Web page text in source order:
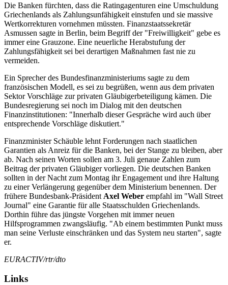
Die Banken fürchten, dass die Ratingagenturen eine Umschuldung
Griechenlands als Zahlungsunfähigkeit einstufen und sie massive
Wertkorrekturen vornehmen müssten. Finanzstaatssekretär
Asmussen sagte in Berlin, beim Begriff der "Freiwilligkeit" gebe es
immer eine Grauzone. Eine neuerliche Herabstufung der
Zahlungsfähigkeit sei bei derartigen Maßnahmen fast nie zu
vermeiden.
Ein Sprecher des Bundesfinanzministeriums sagte zu dem
französischen Modell, es sei zu begrüßen, wenn aus dem privaten
Sektor Vorschläge zur privaten Gläubigerbeteiligung kämen. Die
Bundesregierung sei noch im Dialog mit den deutschen
Finanzinstitutionen: "Innerhalb dieser Gespräche wird auch über
entsprechende Vorschläge diskutiert."
Finanzminister Schäuble lehnt Forderungen nach staatlichen
Garantien als Anreiz für die Banken, bei der Stange zu bleiben, aber
ab. Nach seinen Worten sollen am 3. Juli genaue Zahlen zum
Beitrag der privaten Gläubiger vorliegen. Die deutschen Banken
sollten in der Nacht zum Montag ihr Engagement und ihre Haltung
zu einer Verlängerung gegenüber dem Ministerium benennen. Der
frühere Bundesbank-Präsident Axel Weber empfahl im "Wall Street
Journal" eine Garantie für alle Staatsschulden Griechenlands.
Dorthin führe das jüngste Vorgehen mit immer neuen
Hilfsprogrammen zwangsläufig. "Ab einem bestimmten Punkt muss
man seine Verluste einschränken und das System neu starten", sagte
er.
EURACTIV/rtr/dto
Links